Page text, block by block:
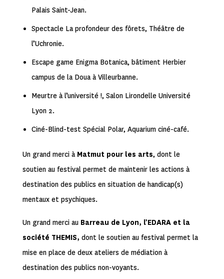
Palais Saint-Jean.
Spectacle La profondeur des fôrets, Théâtre de
l’Uchronie.
Escape game Enigma Botanica, bâtiment Herbier
campus de la Doua à Villeurbanne.
Meurtre à l’université !, Salon Lirondelle Université
Lyon 2.
Ciné-Blind-test Spécial Polar, Aquarium ciné-café.
Un grand merci àMatmut pour les arts, dont le
soutien au festival permet de maintenir les actions à
destination des publics en situation de handicap(s)
mentaux et psychiques.
Un grand merci auBarreau de Lyon, l’EDARA et la
société THEMIS, dont le soutien au festival permet la
mise en place de deux ateliers de médiation à
destination des publics non-voyants.